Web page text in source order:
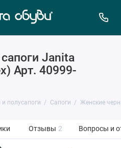
Janita
Арт. 40999-
и полусапоги Сапоги Женские
Отзывы 2 Вопросы и